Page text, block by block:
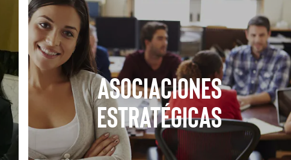
Asociaciones
estratégicas